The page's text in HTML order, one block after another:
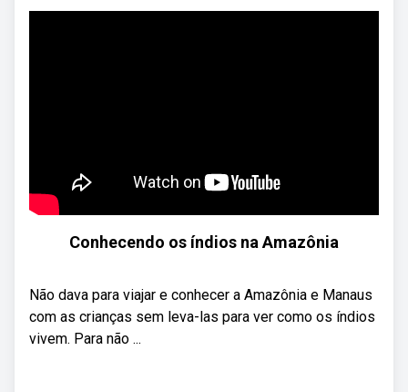
Conhecendo os índios na Amazônia
Não dava para viajar e conhecer a Amazônia e Manaus
com as crianças sem leva-las para ver como os índios
vivem. Para não ...